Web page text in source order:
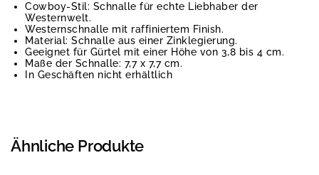
Cowboy-Stil: Schnalle für echte Liebhaber der
Westernwelt.
Westernschnalle mit raffiniertem Finish.
Material: Schnalle aus einer Zinklegierung.
Geeignet für Gürtel mit einer Höhe von 3,8 bis 4 cm.
Maße der Schnalle: 7,7 x 7,7 cm.
In Geschäften nicht erhältlich
Ähnliche Produkte